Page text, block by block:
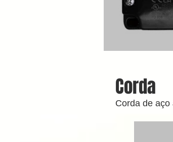
Corda
Corda de aço